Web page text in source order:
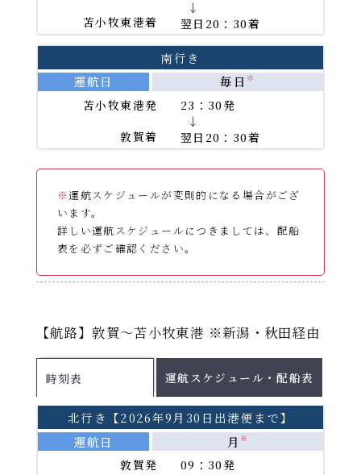
PDFファイルをご覧になる
には、Adobe(R)Reader(TM)が必要です。
苫小牧東港着
→
翌日20：30着
南行き
運航日
毎日 ※
苫小牧東港発
敦賀着
23：30発
→
翌日20：30着
※運航スケジュールが変則的になる場合がござ
います。
詳しい運航スケジュールにつきましては、配船
表を必ずご確認ください。
PDF
2026年9月 PDF
2026年10月 PDF
2026年11月 PDF
【航路】敦賀～苫小牧東港 ※新潟・秋田経由
時刻表
北行き【2026年9月30日出港便まで】
運航日
月 ※
敦賀発 09：30発
運航スケジュール・配船表